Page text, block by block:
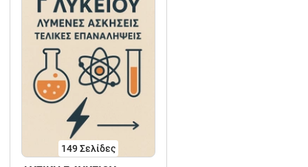
149Σελίδες